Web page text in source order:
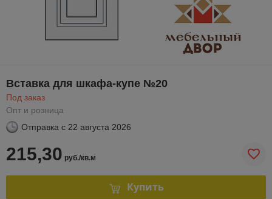
Вставка для шкафа-купе №20
Под заказ
Опт и розница
Отправка с 22 августа 2026
215,30 руб./кв.м
Купить